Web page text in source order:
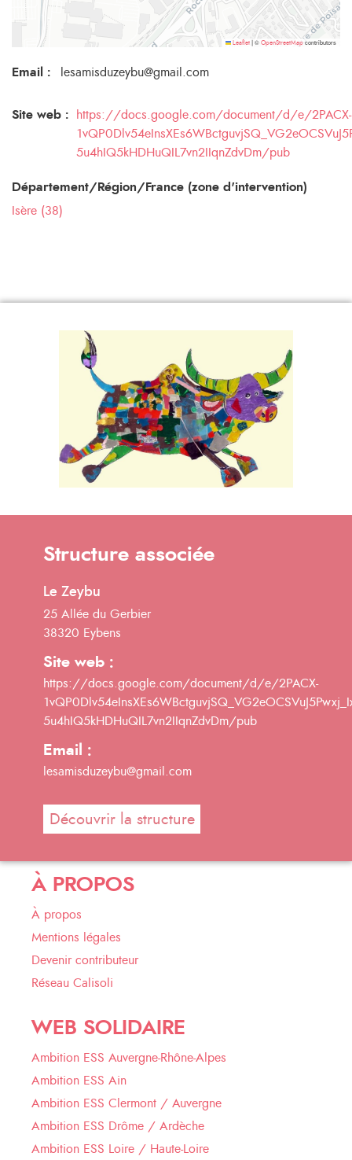
Leaflet © OpenStreetMap contributors
Email : lesamisduzeybu@gmail.com
Site web :
https://docs.google.com/document/d/e/2PACX-
5u4hIQ5kHDHuQIL7vn2IIqnZdvDm/pub
Département/Région/France (zone d'intervention)
Isère (38)
Structure associée
Le Zeybu
25 Allée du Gerbier
38320 Eybens
Site web :
https://docs.google.com/document/d/e/2PACX-
5u4hIQ5kHDHuQIL7vn2IIqnZdvDm/pub
Email :
lesamisduzeybu@gmail.com
Découvrir la structure
À PROPOS
À propos
Mentions légales
Devenir contributeur
Réseau Calisoli
WEB SOLIDAIRE
Ambition ESS Auvergne-Rhône-Alpes
Ambition ESS Ain
Ambition ESS Clermont / Auvergne
Ambition ESS Drôme / Ardèche
Ambition ESS Loire / Haute-Loire